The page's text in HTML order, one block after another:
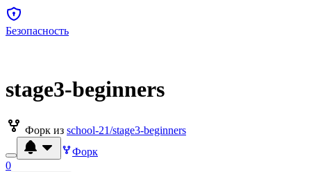
Безопасность
stage3-beginners
Форк из school-21/stage3-beginners
Форк
0